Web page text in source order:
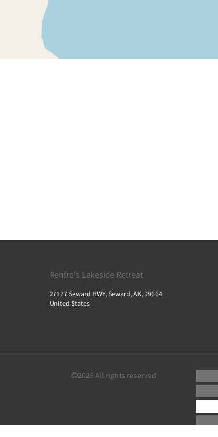
Renfro's Lakeside Retreat
27177 Seward HWY, Seward, AK, 99664,
United States
2026 All rights reserved